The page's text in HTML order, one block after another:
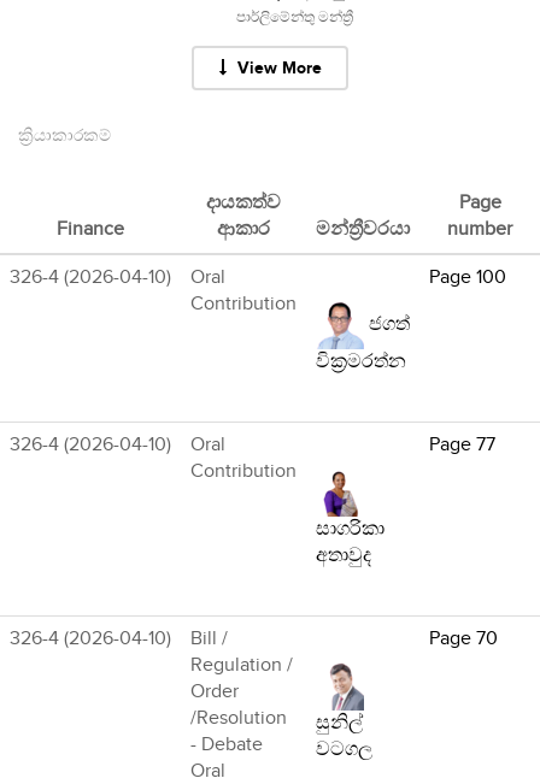
පාර්ලිමේන්තු මන්ත්‍රී
View More
ක්‍රියාකාරකම්
Finance
දායකත්ව
ආකාර
මන්ත්‍රීවරයා
Page
number
326-4 (2026-04-10)
Oral
Contribution
ජගත්
වික්‍රමරත්න
Page 100
326-4 (2026-04-10)
Oral
Contribution
සාගරිකා
අතාවුද
Page 77
326-4 (2026-04-10)
Bill /
Regulation /
Order
/Resolution
- Debate
Oral
සුනිල්
වටගල
Page 70